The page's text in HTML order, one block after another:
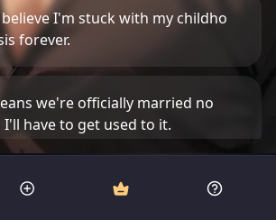
I'm stuck with my childho
forever.
we're officially married no
I'll have to get used to it.